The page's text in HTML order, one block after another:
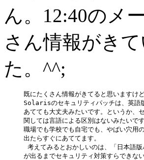
ん。12:40のメ
さん情報がき
た。^^;
既にたくさん情報がきてると思いますけど
Solarisのセキュリティパッチは、英語
あてても大丈夫みたいです。というか、
関しては言語による区別はないみたいで
職場でも学校でも自宅でも、やばい穴用
出たらすぐにあててます。
考えてみるとおかしいのは、「日本語版
が出るまでセキュリティ対策すらできな